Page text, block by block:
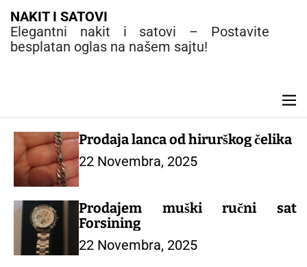
NAKIT I SATOVI
Elegantni nakit i satovi – Postavite
besplatan oglas na našem sajtu!
M
e
n
Prodaja lanca od hirurškog čelika
22 Novembra, 2025
Prodajem muški ručni sat
Forsining
22 Novembra, 2025